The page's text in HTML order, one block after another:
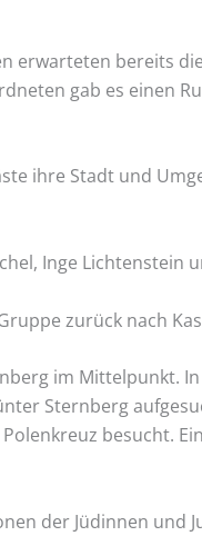
erwarteten bereits
gab es einen
ihre Stadt und
Inge Lichtenstein
zurück nach
im Mittelpunkt.
Sternberg
besucht.
der Jüdinnen und